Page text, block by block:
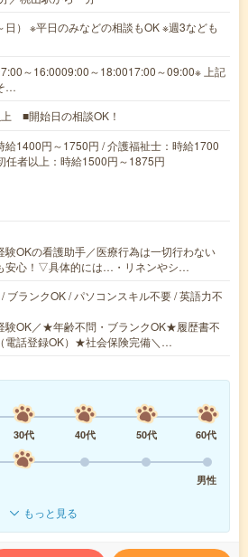
日） ※平日のみなどの相談もOK ※週3なども
～16:0009:00～18:0017:00～09:00※ 上記
…
■開始日の相談OK！
給1400円～1750円 / 介護福祉士：時給1700
任者以上：時給1500円～1875円
験OKの看護助手／医療行為は一切行わない
安心！▽具体的には…・リネンやシ…
ブランクOK / パソコンスキル不要 / 英語力不
験OK／★年齢不問・ブランクOK★履歴書不
電話登録OK）★社会保険完備＼…
30代 40代 50代
60代
男性
もっと見る